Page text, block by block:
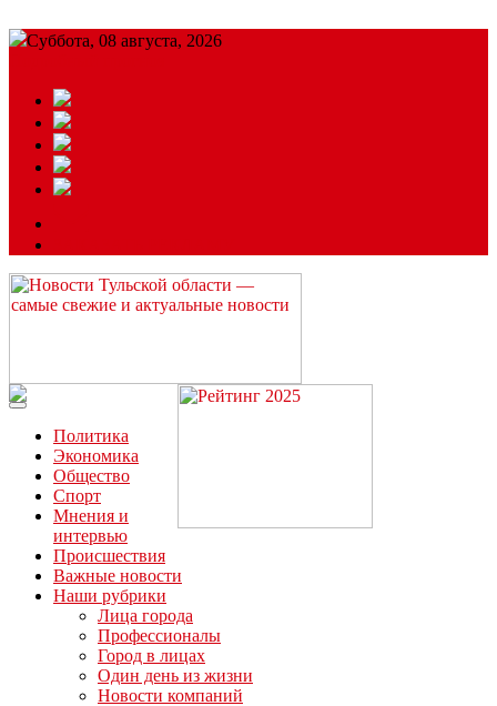
Суббота, 08 августа, 2026
Читайте последние новости дня в Тульской области на сайте
“ЗаНовомосковск”
Политика
Экономика
Общество
Спорт
Мнения и
интервью
Происшествия
Важные новости
Наши рубрики
Лица города
Профессионалы
Город в лицах
Один день из жизни
Новости компаний